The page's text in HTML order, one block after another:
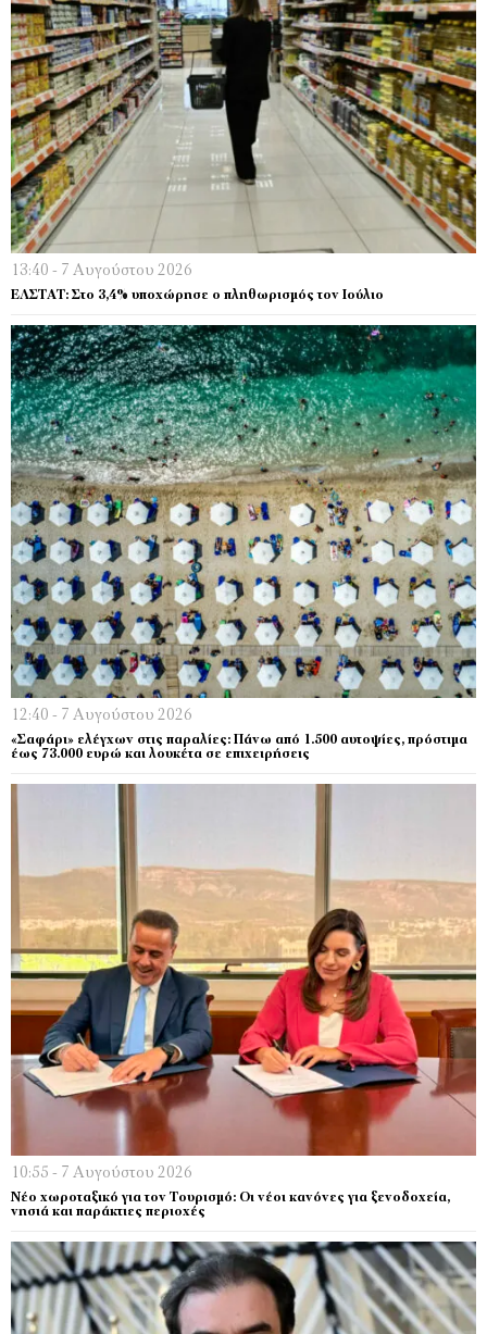
13:40 - 7 Αυγούστου 2026
EΛΣΤΑΤ: Στο 3,4% υποχώρησε ο πληθωρισμός τον Ιούλιο
12:40 - 7 Αυγούστου 2026
«Σαφάρι» ελέγχων στις παραλίες: Πάνω από 1.500 αυτοψίες, πρόστιμα
έως 73.000 ευρώ και λουκέτα σε επιχειρήσεις
10:55 - 7 Αυγούστου 2026
Νέο χωροταξικό για τον Τουρισμό: Οι νέοι κανόνες για ξενοδοχεία,
νησιά και παράκτιες περιοχές